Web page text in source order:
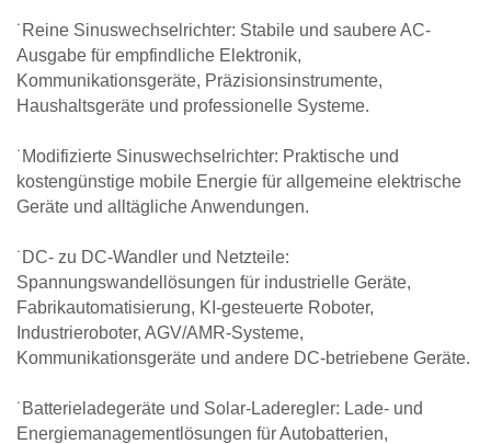
˙Reine Sinuswechselrichter: Stabile und saubere AC-
Ausgabe für empfindliche Elektronik,
Kommunikationsgeräte, Präzisionsinstrumente,
Haushaltsgeräte und professionelle Systeme.
˙Modifizierte Sinuswechselrichter: Praktische und
kostengünstige mobile Energie für allgemeine elektrische
Geräte und alltägliche Anwendungen.
˙DC- zu DC-Wandler und Netzteile:
Spannungswandellösungen für industrielle Geräte,
Fabrikautomatisierung, KI-gesteuerte Roboter,
Industrieroboter, AGV/AMR-Systeme,
Kommunikationsgeräte und andere DC-betriebene Geräte.
˙Batterieladegeräte und Solar-Laderegler: Lade- und
Energiemanagementlösungen für Autobatterien,